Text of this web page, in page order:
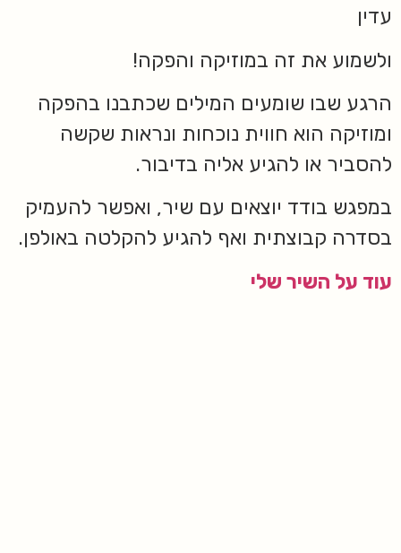
עדין
ולשמוע את זה במוזיקה והפקה!
הרגע שבו שומעים המילים שכתבנו בהפקה
ומוזיקה הוא חווית נוכחות ונראות שקשה
להסביר או להגיע אליה בדיבור.
במפגש בודד יוצאים עם שיר, ואפשר להעמיק
בסדרה קבוצתית ואף להגיע להקלטה באולפן.
עוד על השיר שלי